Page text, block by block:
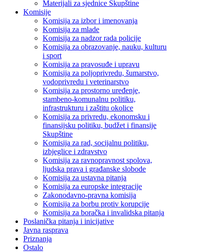
Materijali za sjednice Skupštine
Komisije
Komisija za izbor i imenovanja
Komisija za mlade
Komisija za nadzor rada policije
Komisija za obrazovanje, nauku, kulturu
i sport
Komisija za pravosuđe i upravu
Komisija za poljoprivredu, šumarstvo,
vodoprivredu i veterinarstvo
Komisija za prostorno uređenje,
stambeno-komunalnu politiku,
infrastrukturu i zaštitu okolice
Komisija za privredu, ekonomsku i
finansijsku politiku, budžet i finansije
Skupštine
Komisija za rad, socijalnu politiku,
izbjeglice i zdravstvo
Komisija za ravnopravnost spolova,
ljudska prava i građanske slobode
Komisija za ustavna pitanja
Komisija za europske integracije
Zakonodavno-pravna komisija
Komisija za borbu protiv korupcije
Komisija za boračka i invalidska pitanja
Poslanička pitanja i inicijative
Javna rasprava
Priznanja
Ostalo